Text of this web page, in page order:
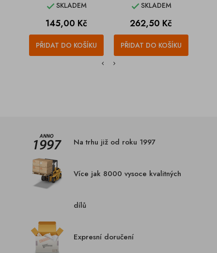
SKLADEM
Cena
145,00 Kč
PŘIDAT DO KOŠÍKU
SKLADEM
Cena
262,50 Kč
PŘIDAT DO KOŠÍKU
Na trhu již od roku 1997
Více jak 8000 vysoce kvalitných
dílů
Expresní doručení